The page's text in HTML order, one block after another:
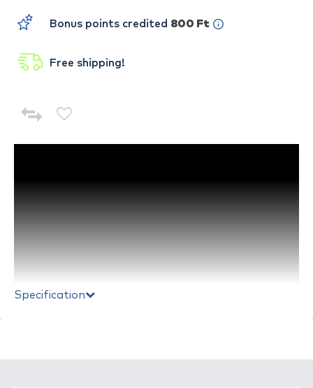
Specification
Bonus points credited 800 Ft
Free shipping!